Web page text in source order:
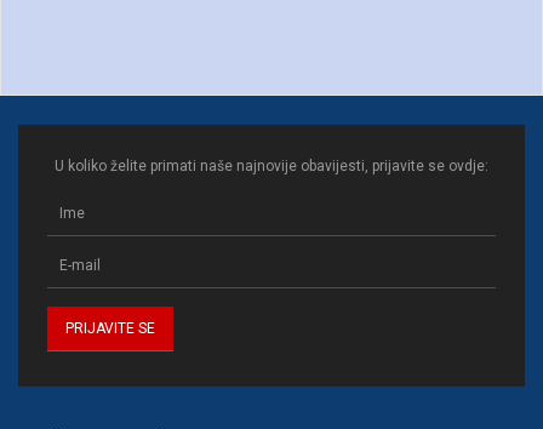
U koliko želite primati naše najnovije obavijesti, prijavite se ovdje: